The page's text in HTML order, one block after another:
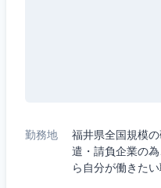
勤務地
福井県全国規模
遣・請負企業の
ら自分が働きた